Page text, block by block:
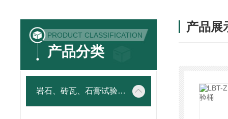
PRODUCT CLASSIFICATION
产品分类
岩石、砖瓦、石膏试验仪器
产品展